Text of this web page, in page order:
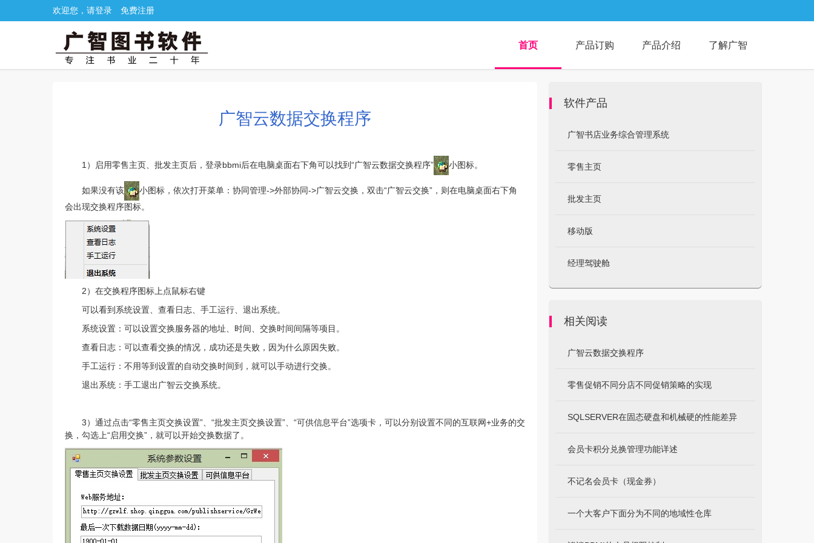
欢迎您，请登录 免费注册
首页 产品订购 产品介绍 了解广智
广智云数据交换程序
1）启用零售主页、批发主页后，登录bbmi后在电脑桌面右下角可以找到“广智云数据交换程序” 小图标。
如果没有该
小图标，依次打开菜单：协同管理->外部协同->广智云交换，双击“广智云交换”，则在电脑桌面右下角
会出现交换程序图标。
2）在交换程序图标上点鼠标右键
可以看到系统设置、查看日志、手工运行、退出系统。
系统设置：可以设置交换服务器的地址、时间、交换时间间隔等项目。
查看日志：可以查看交换的情况，成功还是失败，因为什么原因失败。
手工运行：不用等到设置的自动交换时间到，就可以手动进行交换。
退出系统：手工退出广智云交换系统。
3）通过点击“零售主页交换设置”、“批发主页交换设置”、“可供信息平台”选项卡，可以分别设置不同的互联网+业务的交
换，勾选上“启用交换”，就可以开始交换数据了。
软件产品
广智书店业务综合管理系统
零售主页
批发主页
移动版
经理驾驶舱
相关阅读
广智云数据交换程序
零售促销不同分店不同促销策略的实现
SQLSERVER在固态硬盘和机械硬的性能差异
会员卡积分兑换管理功能详述
不记名会员卡（现金券）
一个大客户下面分为不同的地域性仓库